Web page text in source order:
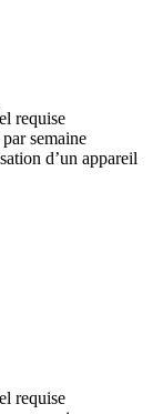
requise
semaine
d’un appareil
requise